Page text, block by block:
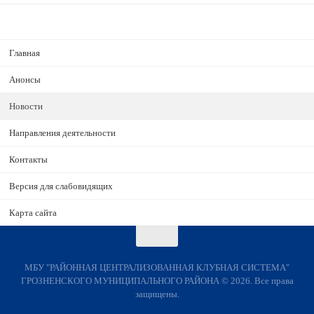
Главная
Анонсы
Новости
Направления деятельности
Контакты
Версия для слабовидящих
Карта сайта
МБУ "РАЙОННАЯ ЦЕНТРАЛИЗОВАННАЯ КЛУБНАЯ СИСТЕМА"
ГРОЗНЕНСКОГО МУНИЦИПАЛЬНОГО РАЙОНА © 2026. Все права
защищены.